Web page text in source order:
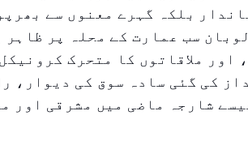
بلکہ گہرے معنوں سے
سب عمارت کے محلہ پر
اور ملاقاتوں کا متحرک
کی گئی سادہ سوق کی دیوار،
شارجہ ماضی میں مشرقی اور